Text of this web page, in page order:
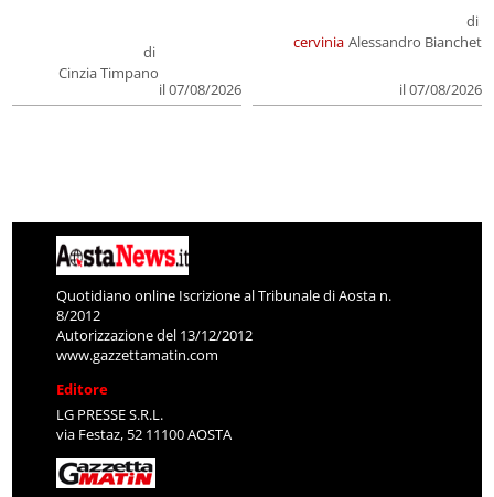
di
Cinzia Timpano
il 07/08/2026
cervinia
di
Alessandro Bianchet
il 07/08/2026
Quotidiano online Iscrizione al Tribunale di Aosta n.
8/2012
Autorizzazione del 13/12/2012
www.gazzettamatin.com
Editore
LG PRESSE S.R.L.
via Festaz, 52 11100 AOSTA